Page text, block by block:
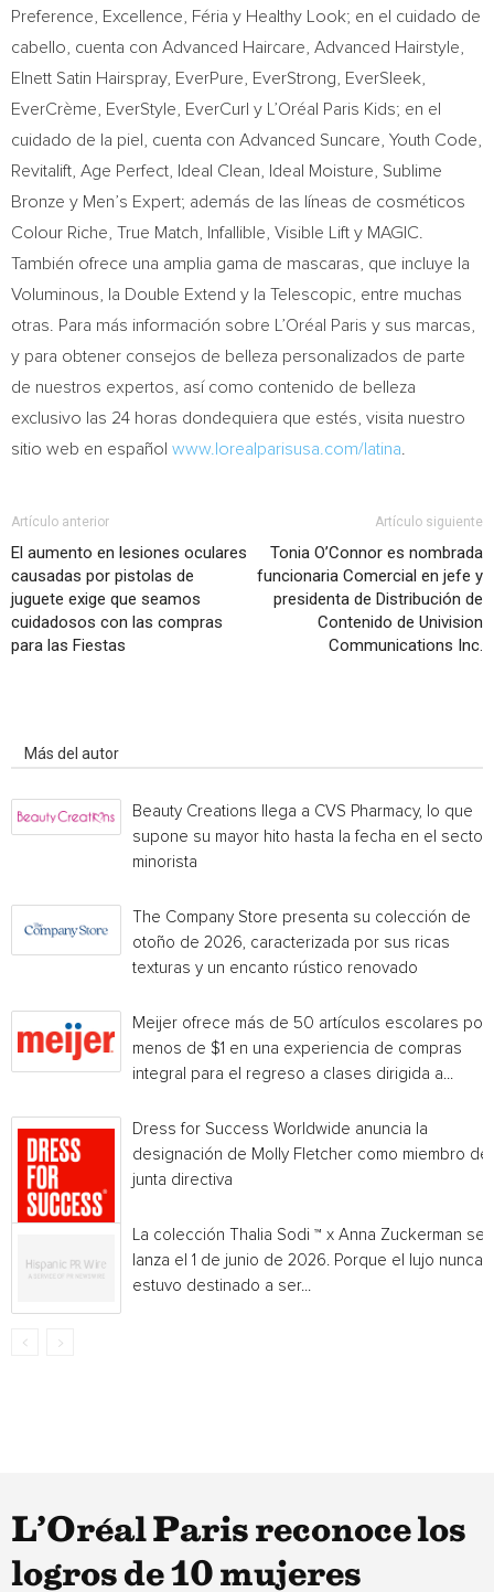
Preference, Excellence, Féria y Healthy Look; en el cuidado de
cabello, cuenta con Advanced Haircare, Advanced Hairstyle,
Elnett Satin Hairspray, EverPure, EverStrong, EverSleek,
EverCrème, EverStyle, EverCurl y L’Oréal Paris Kids; en el
cuidado de la piel, cuenta con Advanced Suncare, Youth Code,
Revitalift, Age Perfect, Ideal Clean, Ideal Moisture, Sublime
Bronze y Men’s Expert; además de las líneas de cosméticos
Colour Riche, True Match, Infallible, Visible Lift y MAGIC.
También ofrece una amplia gama de mascaras, que incluye la
Voluminous, la Double Extend y la Telescopic, entre muchas
otras. Para más información sobre L’Oréal Paris y sus marcas,
y para obtener consejos de belleza personalizados de parte
de nuestros expertos, así como contenido de belleza
exclusivo las 24 horas dondequiera que estés, visita nuestro
sitio web en español www.lorealparisusa.com/latina
Artículo anterior
El aumento en lesiones oculares
causadas por pistolas de
juguete exige que seamos
cuidadosos con las compras
para las Fiestas
Artículo siguiente
Tonia O’Connor es nombrada
funcionaria Comercial en jefe y
presidenta de Distribución de
Contenido de Univision
Communications Inc.
Más del autor
Beauty Creations llega a CVS Pharmacy, lo que
supone su mayor hito hasta la fecha en el sector
minorista
The Company Store presenta su colección de
otoño de 2026, caracterizada por sus ricas
texturas y un encanto rústico renovado
Meijer ofrece más de 50 artículos escolares por
menos de $1 en una experiencia de compras
integral para el regreso a clases dirigida a...
Dress for Success Worldwide anuncia la
designación de Molly Fletcher como miembro de
junta directiva
La colección Thalia Sodi ™ x Anna Zuckerman se
lanza el 1 de junio de 2026. Porque el lujo nunca
estuvo destinado a ser...
L’Oréal Paris reconoce los
logros de 10 mujeres